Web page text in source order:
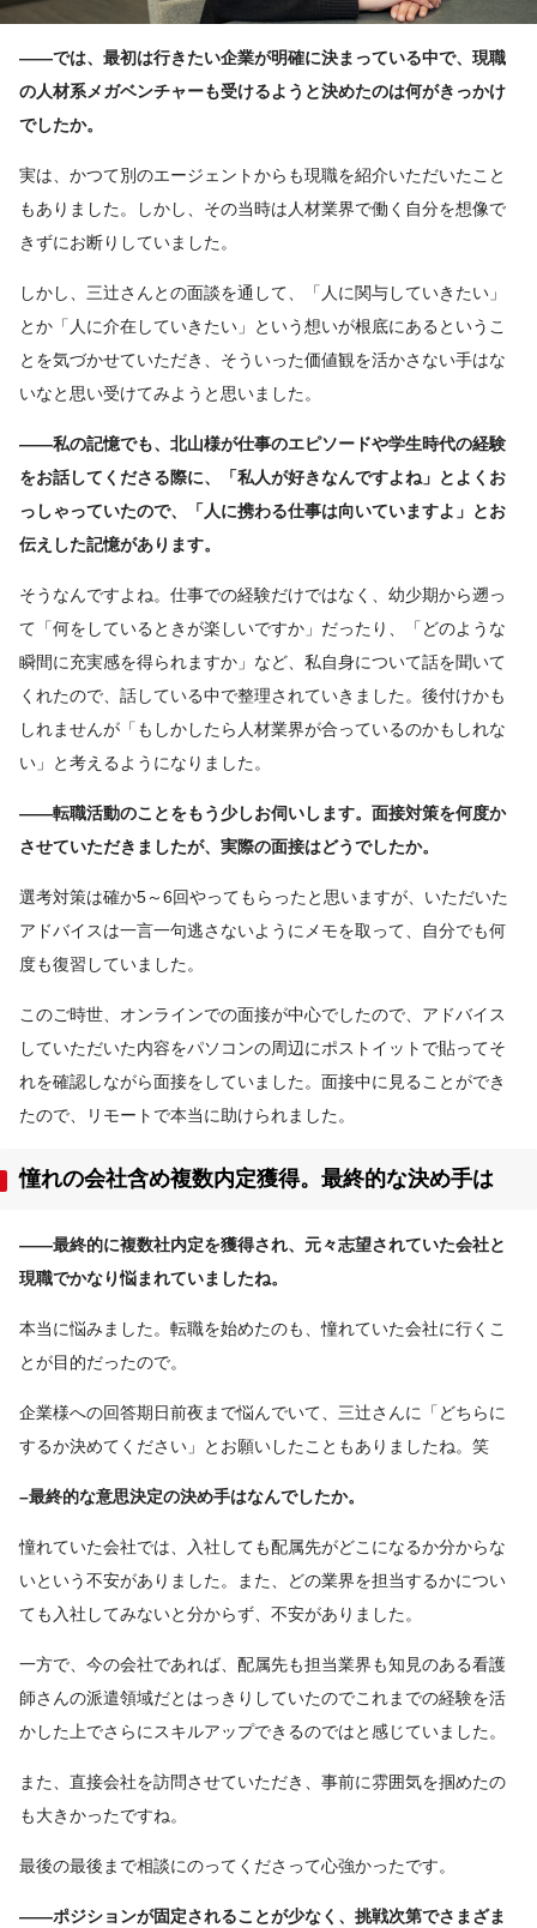
――では、最初は行きたい企業が明確に決まっている中で、現職
の人材系メガベンチャーも受けるようと決めたのは何がきっかけ
でしたか。
実は、かつて別のエージェントからも現職を紹介いただいたこと
もありました。しかし、その当時は人材業界で働く自分を想像で
きずにお断りしていました。
しかし、三辻さんとの面談を通して、「人に関与していきたい」
とか「人に介在していきたい」という想いが根底にあるというこ
とを気づかせていただき、そういった価値観を活かさない手はな
いなと思い受けてみようと思いました。
――私の記憶でも、北山様が仕事のエピソードや学生時代の経験
をお話してくださる際に、「私人が好きなんですよね」とよくお
っしゃっていたので、「人に携わる仕事は向いていますよ」とお
伝えした記憶があります。
そうなんですよね。仕事での経験だけではなく、幼少期から遡っ
て「何をしているときが楽しいですか」だったり、「どのような
瞬間に充実感を得られますか」など、私自身について話を聞いて
くれたので、話している中で整理されていきました。後付けかも
しれませんが「もしかしたら人材業界が合っているのかもしれな
い」と考えるようになりました。
――転職活動のことをもう少しお伺いします。面接対策を何度か
させていただきましたが、実際の面接はどうでしたか。
選考対策は確か5～6回やってもらったと思いますが、いただいた
アドバイスは一言一句逃さないようにメモを取って、自分でも何
度も復習していました。
このご時世、オンラインでの面接が中心でしたので、アドバイス
していただいた内容をパソコンの周辺にポストイットで貼ってそ
れを確認しながら面接をしていました。面接中に見ることができ
たので、リモートで本当に助けられました。
憧れの会社含め複数内定獲得。最終的な決め手は
――最終的に複数社内定を獲得され、元々志望されていた会社と
現職でかなり悩まれていましたね。
本当に悩みました。転職を始めたのも、憧れていた会社に行くこ
とが目的だったので。
企業様への回答期日前夜まで悩んでいて、三辻さんに「どちらに
するか決めてください」とお願いしたこともありましたね。笑
–最終的な意思決定の決め手はなんでしたか。
憧れていた会社では、入社しても配属先がどこになるか分からな
いという不安がありました。また、どの業界を担当するかについ
ても入社してみないと分からず、不安がありました。
一方で、今の会社であれば、配属先も担当業界も知見のある看護
師さんの派遣領域だとはっきりしていたのでこれまでの経験を活
かした上でさらにスキルアップできるのではと感じていました。
また、直接会社を訪問させていただき、事前に雰囲気を掴めたの
も大きかったですね。
最後の最後まで相談にのってくださって心強かったです。
――ポジションが固定されることが少なく、挑戦次第でさまざま